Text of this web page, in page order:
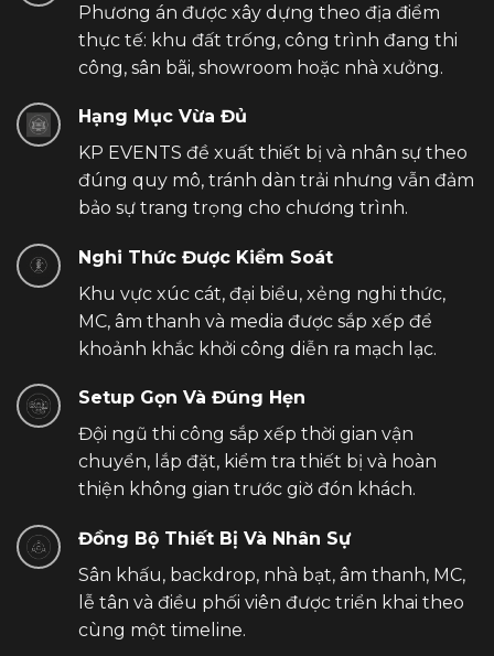
Phương án được xây dựng theo địa điểm
thực tế: khu đất trống, công trình đang thi
công, sân bãi, showroom hoặc nhà xưởng.
Hạng Mục Vừa Đủ
KP EVENTS đề xuất thiết bị và nhân sự theo
đúng quy mô, tránh dàn trải nhưng vẫn đảm
bảo sự trang trọng cho chương trình.
Nghi Thức Được Kiểm Soát
Khu vực xúc cát, đại biểu, xẻng nghi thức,
MC, âm thanh và media được sắp xếp để
khoảnh khắc khởi công diễn ra mạch lạc.
Setup Gọn Và Đúng Hẹn
Đội ngũ thi công sắp xếp thời gian vận
chuyển, lắp đặt, kiểm tra thiết bị và hoàn
thiện không gian trước giờ đón khách.
Đồng Bộ Thiết Bị Và Nhân Sự
Sân khấu, backdrop, nhà bạt, âm thanh, MC,
lễ tân và điều phối viên được triển khai theo
cùng một timeline.